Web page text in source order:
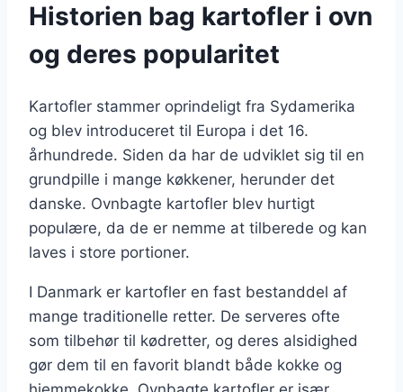
Historien bag kartofler i ovn
og deres popularitet
Kartofler stammer oprindeligt fra Sydamerika
og blev introduceret til Europa i det 16.
århundrede. Siden da har de udviklet sig til en
grundpille i mange køkkener, herunder det
danske. Ovnbagte kartofler blev hurtigt
populære, da de er nemme at tilberede og kan
laves i store portioner.
I Danmark er kartofler en fast bestanddel af
mange traditionelle retter. De serveres ofte
som tilbehør til kødretter, og deres alsidighed
gør dem til en favorit blandt både kokke og